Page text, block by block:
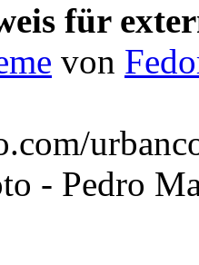
für
von
- Pedro